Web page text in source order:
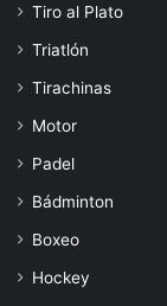
Tiro al Plato
Triatlón
Tirachinas
Motor
Padel
Bádminton
Boxeo
Hockey